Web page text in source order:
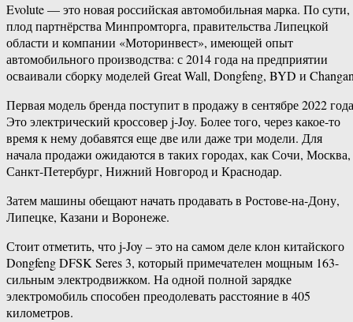
Evolute — это новая российская автомобильная марка. По сути,
плод партнёрства Минпромторга, правительства Липецкой
области и компании «Моторинвест», имеющей опыт
автомобильного производства: с 2014 года на предприятии
осваивали сборку моделей Great Wall, Dongfeng, BYD и
Первая модель бренда поступит в продажу в сентябре 2022
Это электрический кроссовер j-Joy. Более того, через какое-то
время к нему добавятся еще две или даже три модели. Для
начала продажи ожидаются в таких городах, как Сочи, Москва,
Санкт-Петербург, Нижний Новгород и Краснодар.
Затем машины обещают начать продавать в Ростове-на-Дону,
Липецке, Казани и Воронеже.
Стоит отметить, что j-Joy – это на самом деле клон китайского
Dongfeng DFSK Seres 3, который примечателен мощным 163-
сильным электродвижком. На одной полной зарядке
электромобиль способен преодолевать расстояние в 405
километров.